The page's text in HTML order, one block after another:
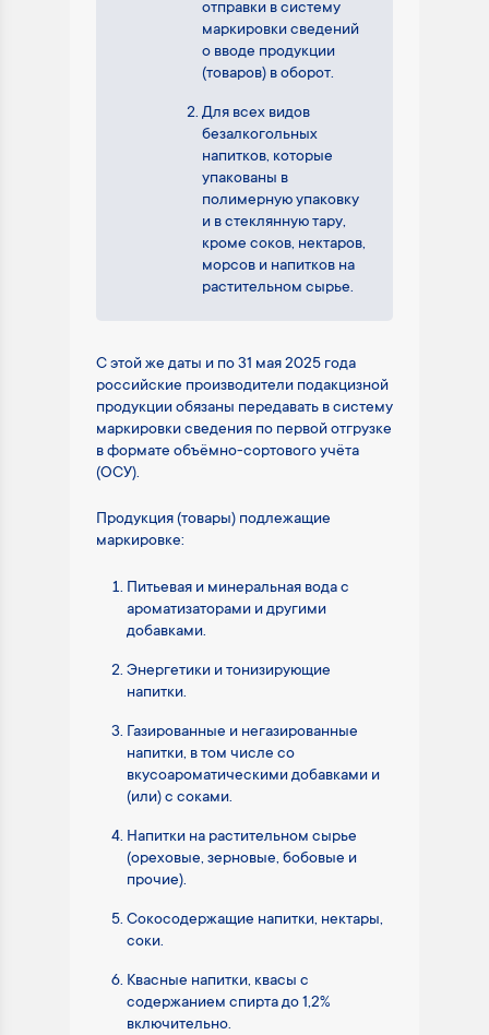
отправки в систему
маркировки сведений
о вводе продукции
(товаров) в оборот.
Для всех видов
безалкогольных
напитков, которые
упакованы в
полимерную упаковку
и в стеклянную тару,
кроме соков, нектаров,
морсов и напитков на
растительном сырье.
С этой же даты и по 31 мая 2025 года
российские производители подакцизной
продукции обязаны передавать в систему
маркировки сведения по первой отгрузке
в формате объёмно-сортового учёта
(ОСУ).
Продукция (товары) подлежащие
маркировке:
Питьевая и минеральная вода с
ароматизаторами и другими
добавками.
Энергетики и тонизирующие
напитки.
Газированные и негазированные
напитки, в том числе со
вкусоароматическими добавками и
(или) с соками.
Напитки на растительном сырье
(ореховые, зерновые, бобовые и
прочие).
Сокосодержащие напитки, нектары,
соки.
Квасные напитки, квасы с
содержанием спирта до 1,2%
включительно.